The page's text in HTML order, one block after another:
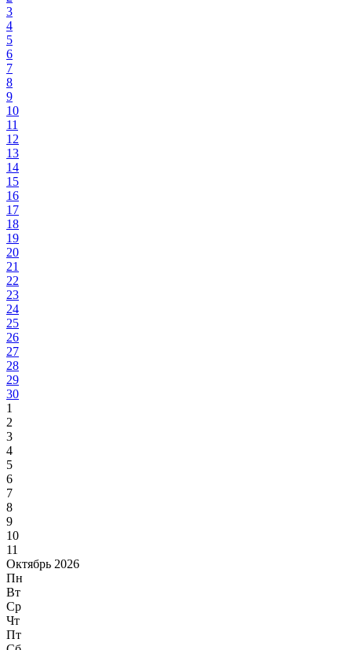
3
4
5
6
7
8
9
10
11
12
13
14
15
16
17
18
19
20
21
22
23
24
25
26
27
28
29
30
1
2
3
4
5
6
7
8
9
10
11
Октябрь 2026
Пн
Вт
Ср
Чт
Пт